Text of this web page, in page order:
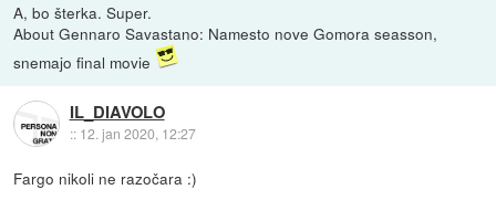
A, bo šterka. Super.
About Gennaro Savastano: Namesto nove Gomora seasson,
snemajo final movie
IL_DIAVOLO
:: 12. jan 2020, 12:27
Fargo nikoli ne razočara :)